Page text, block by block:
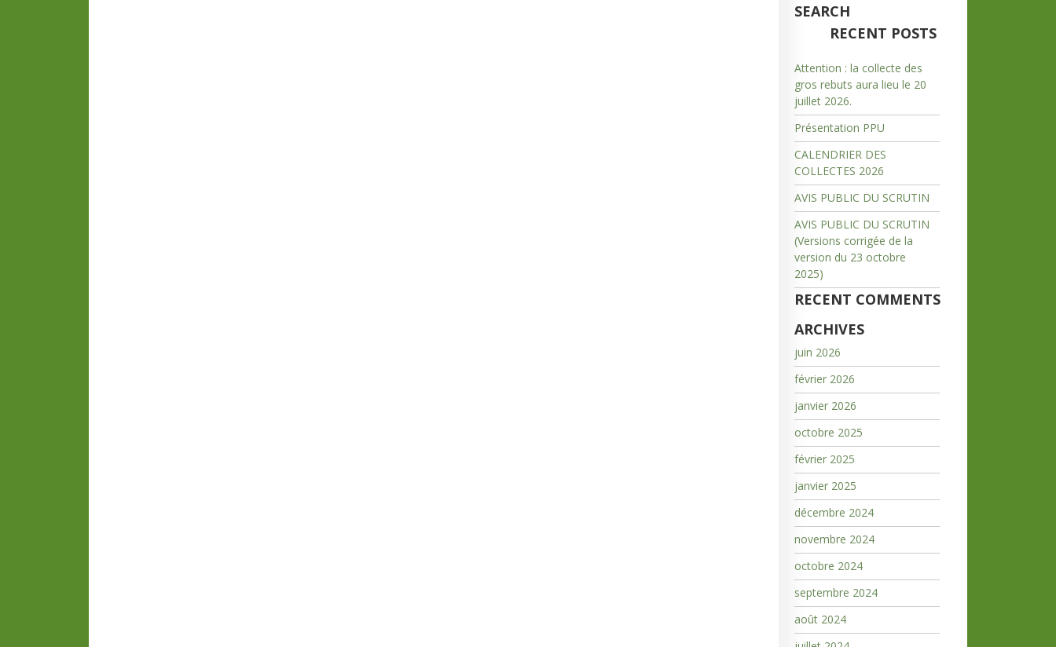
SEARCH
RECENT POSTS
Attention : la collecte des
gros rebuts aura lieu le 20
juillet 2026.
Présentation PPU
CALENDRIER DES
COLLECTES 2026
AVIS PUBLIC DU SCRUTIN
AVIS PUBLIC DU SCRUTIN
(Versions corrigée de la
version du 23 octobre
2025)
RECENT COMMENTS
ARCHIVES
juin 2026
février 2026
janvier 2026
octobre 2025
février 2025
janvier 2025
décembre 2024
novembre 2024
octobre 2024
septembre 2024
août 2024